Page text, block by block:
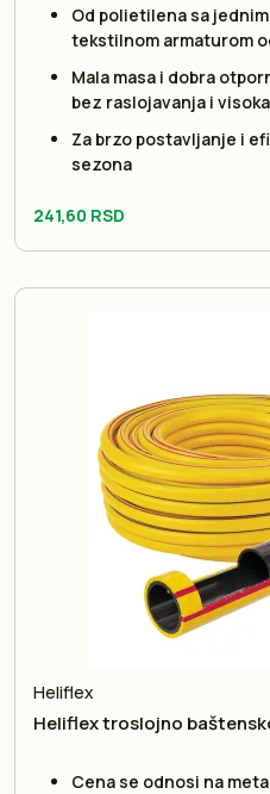
Od polietilena sa
tekstilnom armaturom
Mala masa i dobra
bez raslojavanja i
Za brzo postavljanje i
sezona
241,60 RSD
Heliflex
Heliflex troslojno
Cena se odnosi na